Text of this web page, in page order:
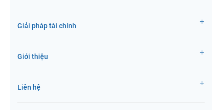
Giải pháp tài chính
Giới thiệu
Liên hệ